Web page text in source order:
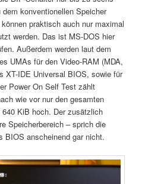
konventionellen Speicher
praktisch auch nur maximal
werden. Das ist MS-DOS hier
Außerdem werden laut dem
UMAs für den Video-RAM (MDA,
XT-IDE Universal BIOS, sowie für
Power On Self Test zählt
wie vor nur den gesamten
KiB hoch. Der zusätzlich
Speicherbereich – sprich die
BIOS anscheinend gar nicht.